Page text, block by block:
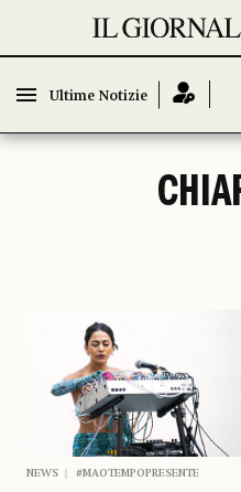
Ultime Notizie
Ultime Notizie
NEWS #MAOTEMPOPRESENTE